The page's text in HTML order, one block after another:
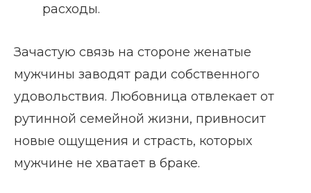
расходы.
Зачастую связь на стороне женатые
мужчины заводят ради собственного
удовольствия. Любовница отвлекает от
рутинной семейной жизни, привносит
новые ощущения и страсть, которых
мужчине не хватает в браке.